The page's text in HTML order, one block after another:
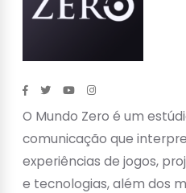
O Mundo Zero é um
comunicação que
experiências de jogos,
e tecnologias, além dos